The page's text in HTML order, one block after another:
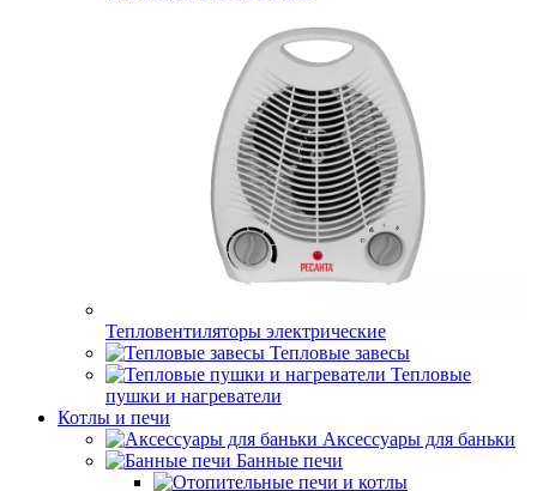
Тепловентиляторы электрические
Тепловые завесы
Тепловые
пушки и нагреватели
Котлы и печи
Аксессуары для баньки
Банные печи